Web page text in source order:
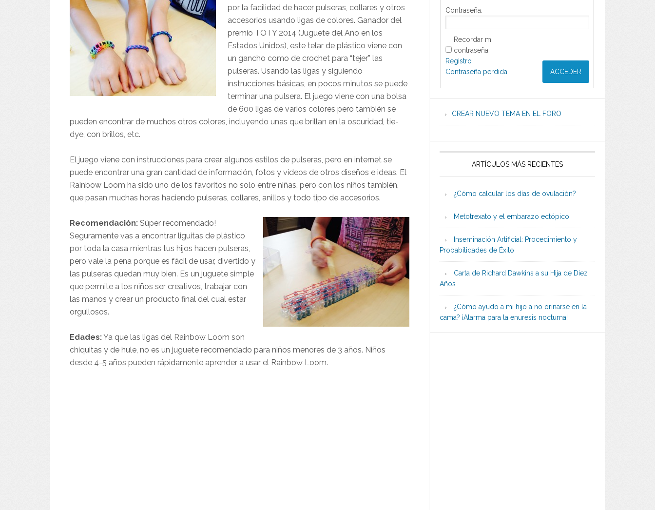
por la facilidad de hacer pulseras, collares y otros
accesorios usando ligas de colores. Ganador del
premio TOTY 2014 (Juguete del Año en los
Estados Unidos), este telar de plástico viene con
un gancho como de crochet para “tejer” las
pulseras. Usando las ligas y siguiendo
instrucciones básicas, en pocos minutos se puede
terminar una pulsera. El juego viene con una bolsa
de 600 ligas de varios colores pero también se
pueden encontrar de muchos otros colores, incluyendo unas que brillan en la oscuridad, tie-
dye, con brillos, etc.
El juego viene con instrucciones para crear algunos estilos de pulseras, pero en internet se
puede encontrar una gran cantidad de información, fotos y videos de otros diseños e ideas. El
Rainbow Loom ha sido uno de los favoritos no solo entre niñas, pero con los niños también,
que pasan muchas horas haciendo pulseras, collares, anillos y todo tipo de accesorios.
Recomendación: Súper recomendado!
Seguramente vas a encontrar liguitas de plástico
por toda la casa mientras tus hijos hacen pulseras,
pero vale la pena porque es fácil de usar, divertido y
las pulseras quedan muy bien. Es un juguete simple
que permite a los niños ser creativos, trabajar con
las manos y crear un producto final del cual estar
orgullosos.
Edades:Ya que las ligas del Rainbow Loom son
chiquitas y de hule, no es un juguete recomendado para niños menores de 3 años. Niños
desde 4-5 años pueden rápidamente aprender a usar el Rainbow Loom.
Contraseña:
Recordar mi
contraseña
ACCEDER
Registro
Contraseña perdida
CREAR NUEVO TEMA EN EL FORO
ARTÍCULOS MÁS RECIENTES
¿Cómo calcular los días de ovulación?
Metotrexato y el embarazo ectópico
Inseminación Artificial: Procedimiento y
Probabilidades de Éxito
Carta de Richard Dawkins a su Hija de Diez
Años
¿Cómo ayudo a mi hijo a no orinarse en la
cama? ¡Alarma para la enuresis nocturna!